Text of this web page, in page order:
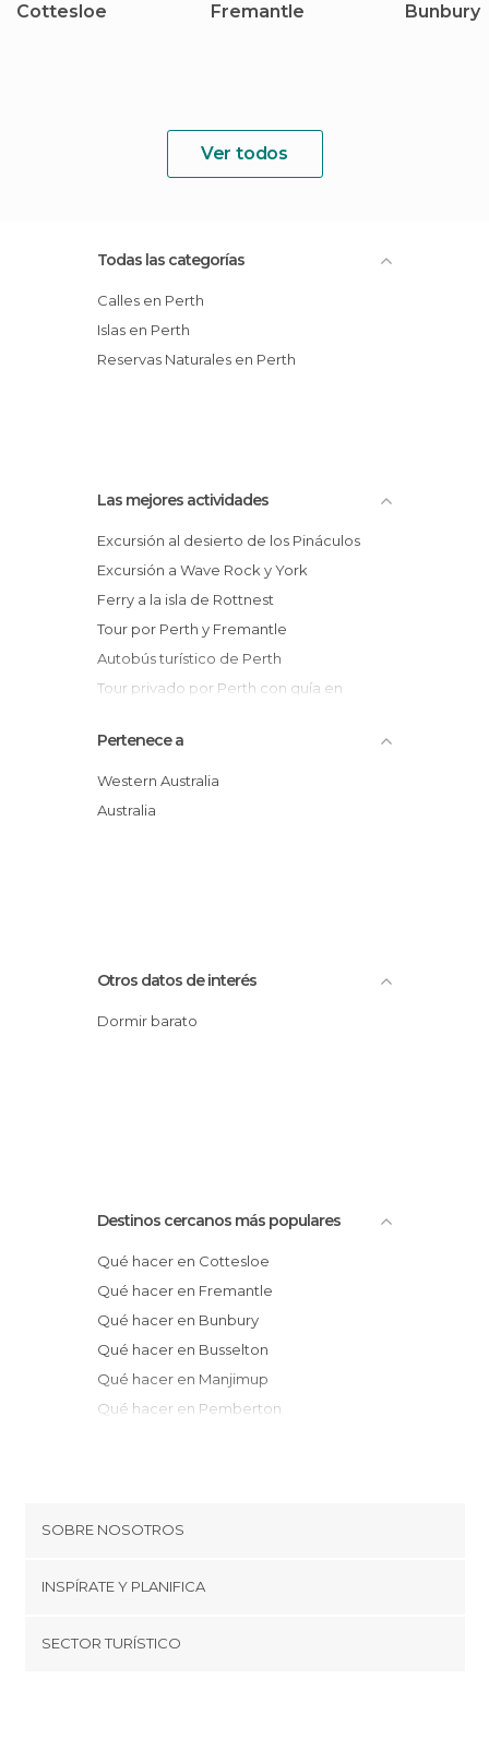
Cottesloe Fremantle Bunbury
Ver todos
Todas las categorías
Calles en Perth
Islas en Perth
Reservas Naturales en Perth
Las mejores actividades
Excursión al desierto de los Pináculos
Excursión a Wave Rock y York
Ferry a la isla de Rottnest
Tour por Perth y Fremantle
Autobús turístico de Perth
Tour privado por Perth con guía en
Tour del vino por Swan Valley
Paseo en barco pirata por Mandurah
Tarjeta eSIM con Internet en Australia
Pertenece a
Western Australia
Australia
Otros datos de interés
Dormir barato
Destinos cercanos más populares
Qué hacer en Cottesloe
Qué hacer en Fremantle
Qué hacer en Bunbury
Qué hacer en Busselton
Qué hacer en Manjimup
Qué hacer en Pemberton
SOBRE NOSOTROS
Cookies
Términos y condiciones
INSPÍRATE Y PLANIFICA
SECTOR TURÍSTICO